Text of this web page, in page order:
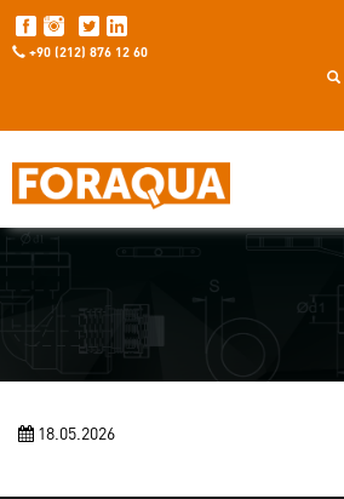
+90 (212) 876 12 60
18.05.2026